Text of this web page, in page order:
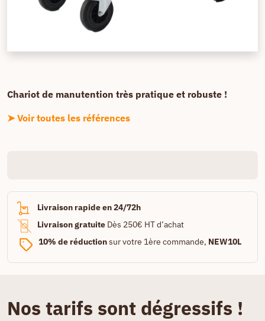
Chariot de manutention très pratique et robuste !
➤ Voir toutes les références
Livraison rapide en 24/72h
Livraison gratuite Dès 250€ HT d’achat
10% de réductionsur votre 1ère commande, NEW10L
Nos tarifs sont dégressifs !